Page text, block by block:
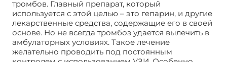
тромбов. Главный препарат, который
используется с этой целью – это гепарин, и другие
лекарственные средства, содержащие его в своей
основе. Но не всегда тромбоз удается вылечить в
амбулаторных условиях. Такое лечение
желательно проводить под постоянным